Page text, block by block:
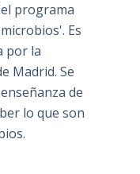
programa
Es
por la
Madrid. Se
de
lo que son